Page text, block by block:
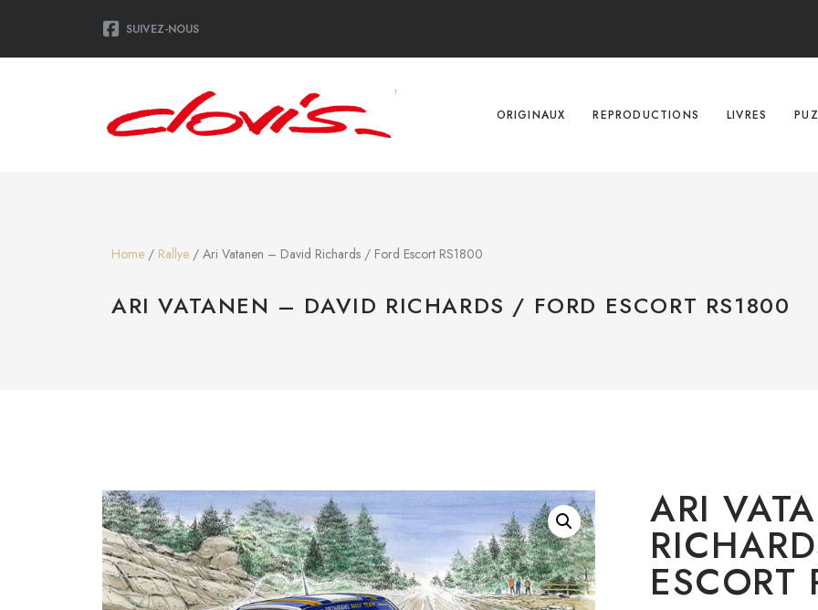
SUIVEZ-NOUS
ORIGINAUX REPRODUCTIONS LIVRES
Home / Rallye / Ari Vatanen – David Richards / Ford Escort RS1800
ARI VATANEN – DAVID RICHARDS / FORD ESCORT RS1800
ARI
ESCORT